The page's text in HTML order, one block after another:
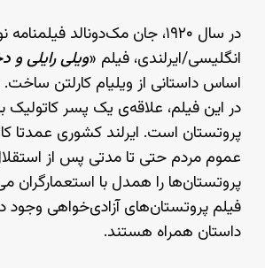
در سال ۱۹۲۰، جان مک‌دونالد
انگلیسی/ایرلندی، فیلم «ویلی رایلی و
اساس داستانی از ویلیام کارلتن ساخت.
در این فیلم، علاقه‌ی یک پسر کاتولیک
پروتستان است. ایرلند کشوری عمدتا
عموم مردم حتی تا مدتی پس از استقلال
پروتستان‌ها را همدل با استعمارگران
فیلم پروتستان‌های آزادی‌خواهی وجود
داستان همراه هستند.